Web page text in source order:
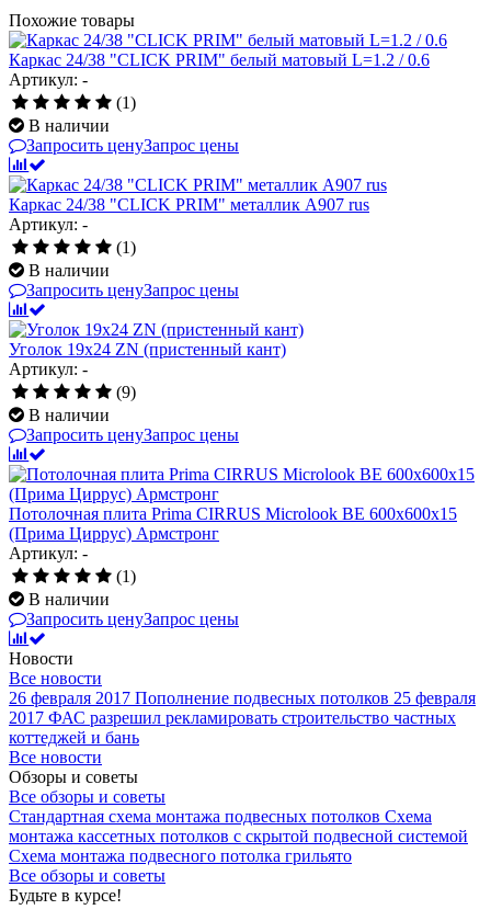
Похожие товары
Каркас 24/38 "CLICK PRIM" белый матовый L=1.2 / 0.6
Артикул: -
(1)
В наличии
Запросить ценуЗапрос цены
Каркас 24/38 "CLICK PRIM" металлик А907 rus
Артикул: -
(1)
В наличии
Запросить ценуЗапрос цены
Уголок 19х24 ZN (пристенный кант)
Артикул: -
(9)
В наличии
Запросить ценуЗапрос цены
Потолочная плита Prima CIRRUS Microlook BE 600x600x15
(Прима Циррус) Армстронг
Артикул: -
(1)
В наличии
Запросить ценуЗапрос цены
Новости
Все новости
26 февраля 2017 Пополнение подвесных потолков 25 февраля
2017 ФАС разрешил рекламировать строительство частных
коттеджей и бань
Все новости
Обзоры и советы
Все обзоры и советы
Стандартная схема монтажа подвесных потолков Схема
монтажа кассетных потолков с скрытой подвесной системой
Схема монтажа подвесного потолка грильято
Все обзоры и советы
Будьте в курсе!